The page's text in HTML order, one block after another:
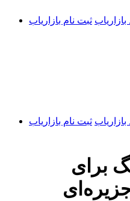
ثبت نام بازاریاب
ثبت نام بازاریاب
برای